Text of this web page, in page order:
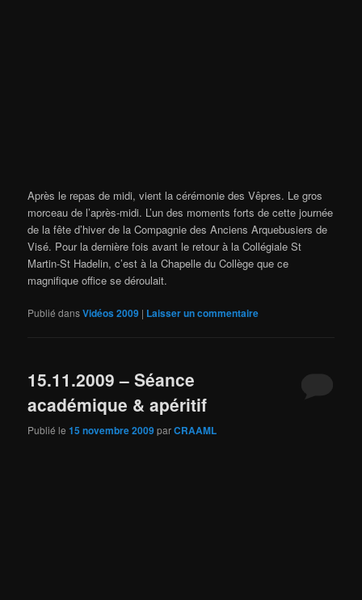
Après le repas de midi, vient la cérémonie des Vêpres. Le gros
morceau de l’après-midi. L’un des moments forts de cette journée
de la fête d’hiver de la Compagnie des Anciens Arquebusiers de
Visé. Pour la dernière fois avant le retour à la Collégiale St
Martin-St Hadelin, c’est à la Chapelle du Collège que ce
magnifique office se déroulait.
Publié dansVidéos 2009 | Laisser un commentaire
15.11.2009 – Séance
académique & apéritif
Publié le15 novembre 2009parCRAAML